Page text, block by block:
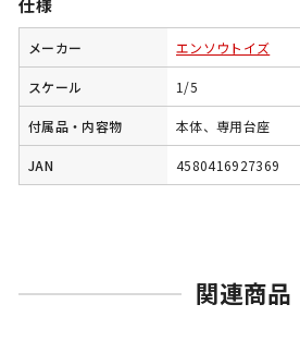
仕様
メーカー エンソウトイズ
スケール 1/5
付属品・内容物 本体、専用台座
JAN 4580416927369
関連商品